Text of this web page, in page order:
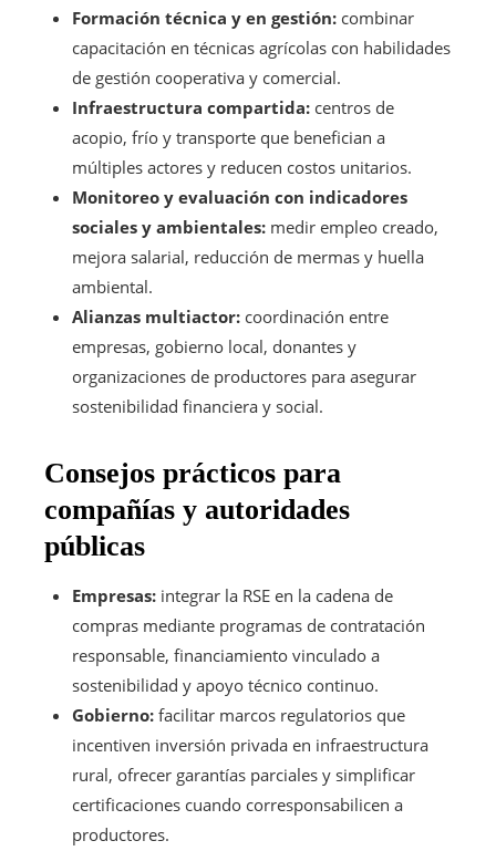
Formación técnica y en gestión: combinar
capacitación en técnicas agrícolas con habilidades
de gestión cooperativa y comercial.
Infraestructura compartida: centros de
acopio, frío y transporte que benefician a
múltiples actores y reducen costos unitarios.
Monitoreo y evaluación con indicadores
sociales y ambientales: medir empleo creado,
mejora salarial, reducción de mermas y huella
ambiental.
Alianzas multiactor: coordinación entre
empresas, gobierno local, donantes y
organizaciones de productores para asegurar
sostenibilidad financiera y social.
Consejos prácticos para
compañías y autoridades
públicas
Empresas: integrar la RSE en la cadena de
compras mediante programas de contratación
responsable, financiamiento vinculado a
sostenibilidad y apoyo técnico continuo.
Gobierno: facilitar marcos regulatorios que
incentiven inversión privada en infraestructura
rural, ofrecer garantías parciales y simplificar
certificaciones cuando corresponsabilicen a
productores.